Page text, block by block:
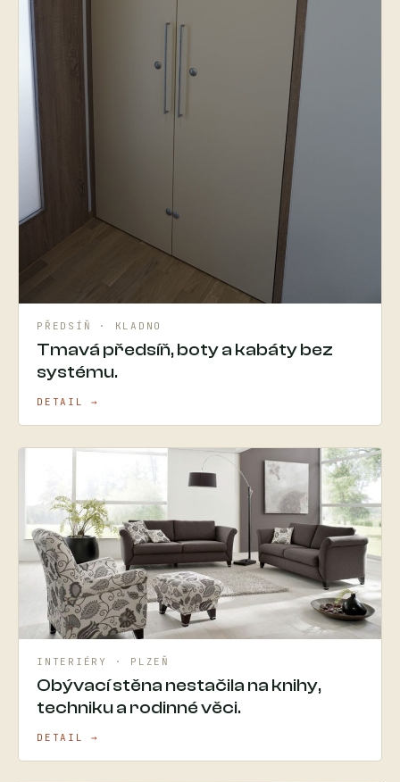
PŘEDSÍŇ · KLADNO
Tmavá předsíň, boty a kabáty bez
systému.
DETAIL →
INTERIÉRY · PLZEŇ
Obývací stěna nestačila na knihy,
techniku a rodinné věci.
DETAIL →